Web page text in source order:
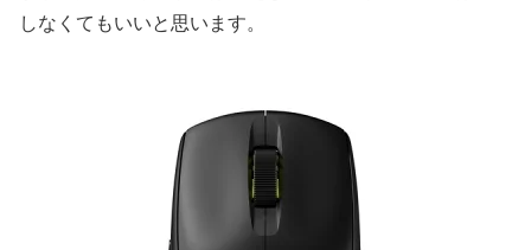
しなくてもいいと思います。